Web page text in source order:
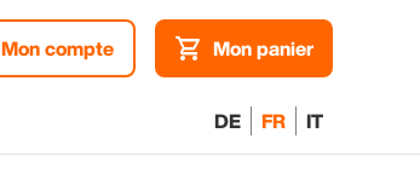
Mon compte Mon panier
DE FR IT